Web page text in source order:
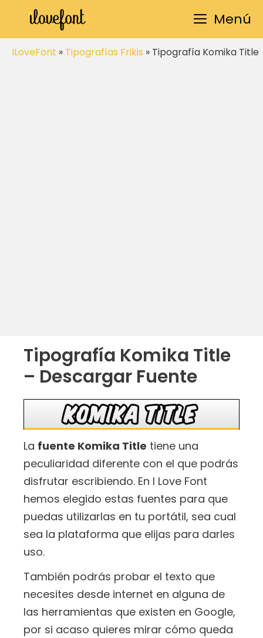
Saltar
contenido
Menú
ILoveFont » Tipografías Frikis » Tipografía Komika Title
Tipografía Komika Title
– Descargar Fuente
La fuente Komika Title tiene una
peculiaridad diferente con el que podrás
disfrutar escribiendo. En I Love Font
hemos elegido estas fuentes para que
puedas utilizarlas en tu portátil, sea cual
sea la plataforma que elijas para darles
uso.
También podrás probar el texto que
necesites desde internet en alguna de
las herramientas que existen en Google,
por si acaso quieres mirar cómo queda